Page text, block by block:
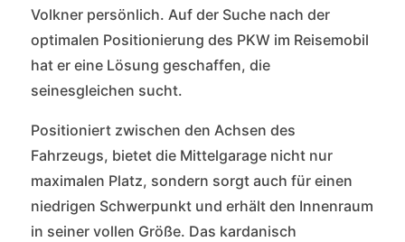
Volkner persönlich. Auf der Suche nach der
optimalen Positionierung des PKW im Reisemobil
hat er eine Lösung geschaffen, die
seinesgleichen sucht.
Positioniert zwischen den Achsen des
Fahrzeugs, bietet die Mittelgarage nicht nur
maximalen Platz, sondern sorgt auch für einen
niedrigen Schwerpunkt und erhält den Innenraum
in seiner vollen Größe. Das kardanisch